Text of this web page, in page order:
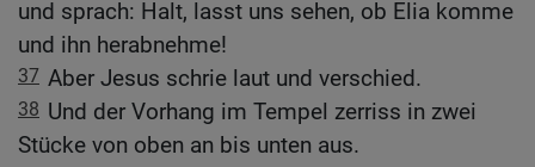
und sprach: Halt, lasst uns sehen, ob Elia komme
und ihn herabnehme!
37 Aber Jesus schrie laut und verschied.
38 Und der Vorhang im Tempel zerriss in zwei
Stücke von oben an bis unten aus.